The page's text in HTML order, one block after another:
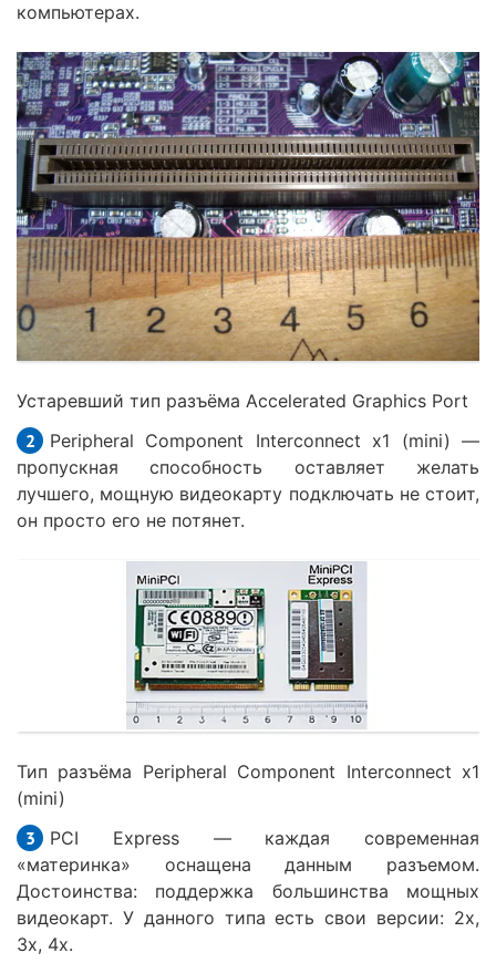
компьютерах.
Устаревший тип разъёма Accelerated Graphics Port
Peripheral Component Interconnect x1 (mini) —
пропускная способность оставляет желать
лучшего, мощную видеокарту подключать не стоит,
он просто его не потянет.
Тип разъёма Peripheral Component Interconnect x1
(mini)
PCI Express — каждая современная
«материнка» оснащена данным разъемом.
Достоинства: поддержка большинства мощных
видеокарт. У данного типа есть свои версии: 2x,
3x, 4x.